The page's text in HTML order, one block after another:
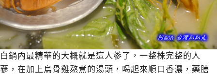
白鍋內最精華的大概就是這人蔘了，一整株完整的人
蔘，在加上烏骨雞熬煮的湯頭，喝起來順口香濃，藥膳